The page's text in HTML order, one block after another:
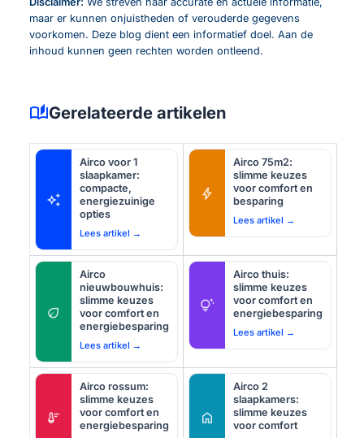
maar er kunnen onjuistheden of verouderde gegevens
voorkomen. Deze blog dient een informatief doel. Aan de
inhoud kunnen geen rechten worden ontleend.
auto_storiesGerelateerde artikelen
auto_awesome
Airco voor 1
slaapkamer:
compacte,
energiezuinige
opties
Lees artikel →
bolt
Airco 75m2:
slimme keuzes
voor comfort en
besparing
Lees artikel →
eco
Airco
nieuwbouwhuis:
slimme keuzes
voor comfort en
energiebesparing
Lees artikel →
tips_and_updates
Airco thuis:
slimme keuzes
voor comfort en
energiebesparing
Lees artikel →
thermostat
Airco rossum:
slimme keuzes
voor comfort en
energiebesparing
home
Airco 2
slaapkamers:
slimme keuzes
voor comfort